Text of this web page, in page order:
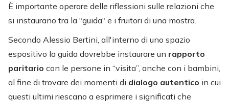
È importante operare delle riflessioni sulle relazioni che
si instaurano tra la "guida" e i fruitori di una mostra.
Secondo Alessio Bertini, all'interno di uno spazio
espositivo la guida dovrebbe instaurare un rapporto
paritario con le persone in “visita”, anche con i bambini,
al fine di trovare dei momenti di dialogo autentico in cui
questi ultimi riescano a esprimere i significati che